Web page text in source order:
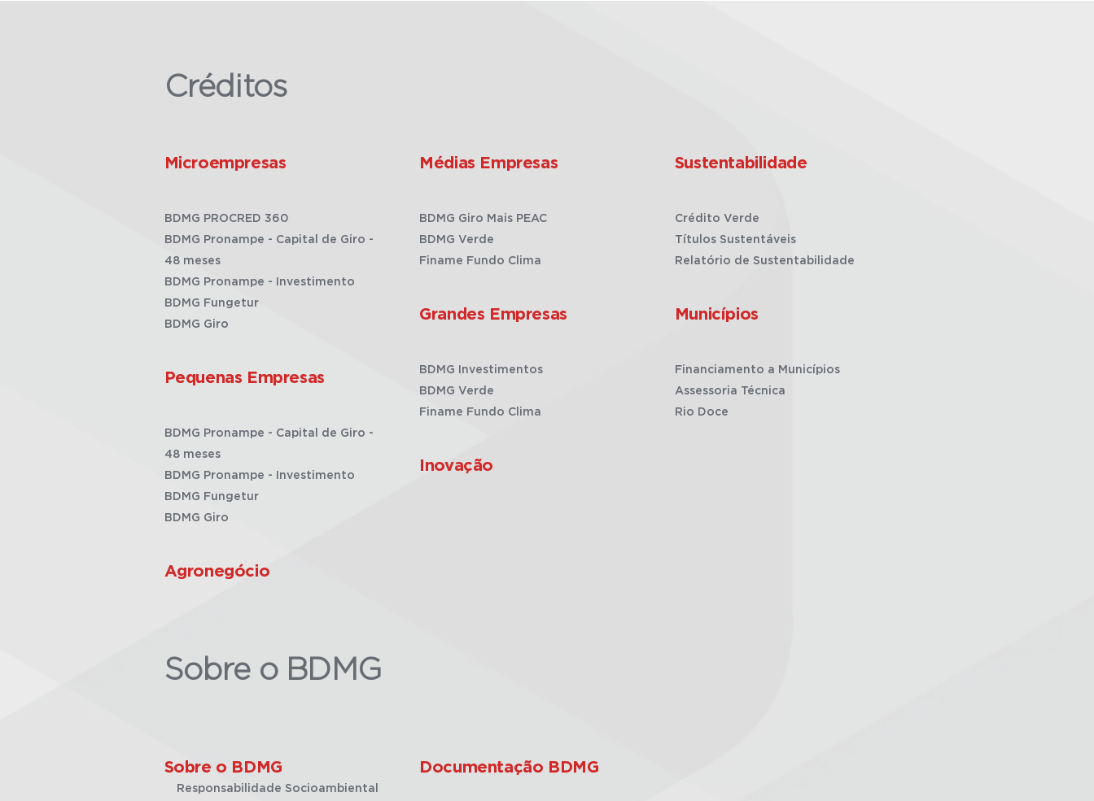
Créditos
Microempresas
BDMG PROCRED 360
BDMG Pronampe - Capital de Giro -
48 meses
BDMG Pronampe - Investimento
BDMG Fungetur
BDMG Giro
Pequenas Empresas
BDMG Pronampe - Capital de Giro -
48 meses
BDMG Pronampe - Investimento
BDMG Fungetur
BDMG Giro
Agronegócio
Médias Empresas
BDMG Giro Mais PEAC
BDMG Verde
Finame Fundo Clima
Grandes Empresas
BDMG Investimentos
BDMG Verde
Finame Fundo Clima
Inovação
Sustentabilidade
Crédito Verde
Títulos Sustentáveis
Relatório de Sustentabilidade
Municípios
Financiamento a Municípios
Assessoria Técnica
Rio Doce
Sobre o BDMG
Sobre o BDMG
Responsabilidade Socioambiental
Documentação BDMG